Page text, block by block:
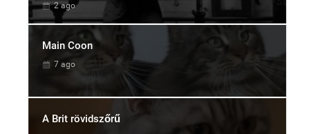
2 ago
Main Coon
7 ago
A Brit rövidszőrű